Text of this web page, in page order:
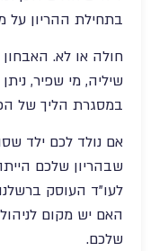
בתחילת ההריון
חולה או לא.
שיליה, מי שפיר,
במסגרת הליך של
שבהריון שלכם
לעו"ד העוסק
האם יש מקום
שלכם.